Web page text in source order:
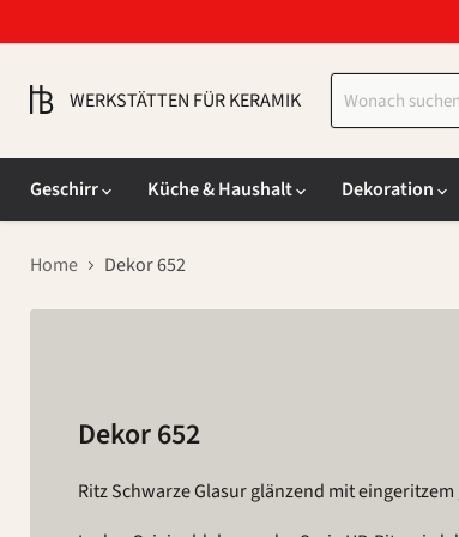
WERKSTÄTTEN FÜR KERAMIK
Geschirr
Küche & Haushalt Dekoration
Home Dekor 652
Dekor 652
Ritz Schwarze Glasur glänzend mit